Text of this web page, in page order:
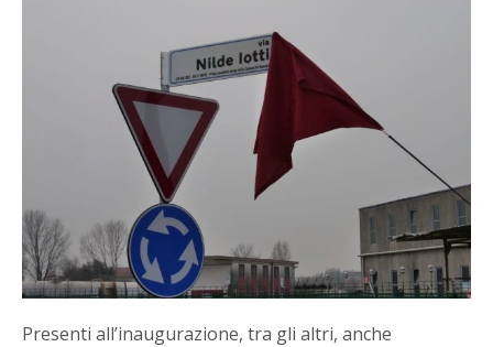
Presenti all’inaugurazione, tra gli altri, anche